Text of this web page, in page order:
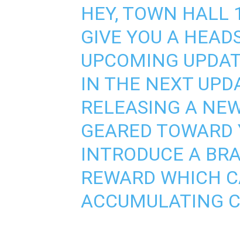
HEY, TOWN HALL
GIVE YOU A
UPCOMING
IN THE NEXT
RELEASING A
GEARED
INTRODUCE A
REWARD WHICH
ACCUMULATING